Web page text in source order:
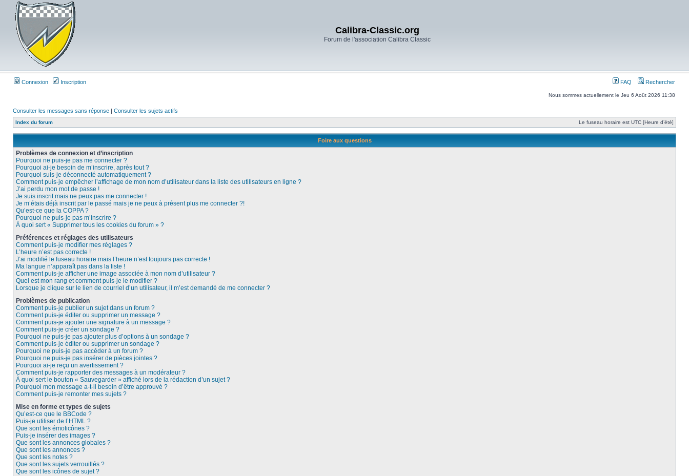
Calibra-Classic.org
Forum de l'association Calibra Classic
Connexion Inscription FAQ Rechercher
Nous sommes actuellement le Jeu 6 Août 2026 11:38
Consulter les messages sans réponse | Consulter les sujets actifs
Index du forum Le fuseau horaire est UTC [Heure d’été]
Foire aux questions
Problèmes de connexion et d’inscription
Pourquoi ne puis-je pas me connecter ?
Pourquoi ai-je besoin de m’inscrire, après tout ?
Pourquoi suis-je déconnecté automatiquement ?
Comment puis-je empêcher l’affichage de mon nom d’utilisateur dans la liste des utilisateurs en ligne ?
J’ai perdu mon mot de passe !
Je suis inscrit mais ne peux pas me connecter !
Je m’étais déjà inscrit par le passé mais je ne peux à présent plus me connecter ?!
Qu’est-ce que la COPPA ?
Pourquoi ne puis-je pas m’inscrire ?
À quoi sert « Supprimer tous les cookies du forum » ?
Préférences et réglages des utilisateurs
Comment puis-je modifier mes réglages ?
L’heure n’est pas correcte !
J’ai modifié le fuseau horaire mais l’heure n’est toujours pas correcte !
Ma langue n’apparaît pas dans la liste !
Comment puis-je afficher une image associée à mon nom d’utilisateur ?
Quel est mon rang et comment puis-je le modifier ?
Lorsque je clique sur le lien de courriel d’un utilisateur, il m’est demandé de me connecter ?
Problèmes de publication
Comment puis-je publier un sujet dans un forum ?
Comment puis-je éditer ou supprimer un message ?
Comment puis-je ajouter une signature à un message ?
Comment puis-je créer un sondage ?
Pourquoi ne puis-je pas ajouter plus d’options à un sondage ?
Comment puis-je éditer ou supprimer un sondage ?
Pourquoi ne puis-je pas accéder à un forum ?
Pourquoi ne puis-je pas insérer de pièces jointes ?
Pourquoi ai-je reçu un avertissement ?
Comment puis-je rapporter des messages à un modérateur ?
À quoi sert le bouton « Sauvegarder » affiché lors de la rédaction d’un sujet ?
Pourquoi mon message a-t-il besoin d’être approuvé ?
Comment puis-je remonter mes sujets ?
Mise en forme et types de sujets
Qu’est-ce que le BBCode ?
Puis-je utiliser de l’HTML ?
Que sont les émoticônes ?
Puis-je insérer des images ?
Que sont les annonces globales ?
Que sont les annonces ?
Que sont les notes ?
Que sont les sujets verrouillés ?
Que sont les icônes de sujet ?